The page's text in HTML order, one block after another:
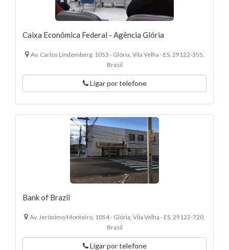
Caixa Econômica Federal - Agência Glória
Av. Carlos Lindemberg, 1053 - Glória, Vila Velha - ES, 29122-355,
Brasil
Ligar por telefone
Bank of Brazil
Av. Jerônimo Monteiro, 1054 - Glória, Vila Velha - ES, 29122-720,
Brasil
Ligar por telefone